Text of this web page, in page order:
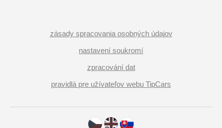
zásady spracovania osobných údajov
nastavení soukromí
zpracování dat
pravidlá pre užívateľov webu TipCars